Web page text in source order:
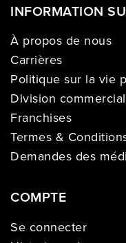
INFORMATION
À propos de nous
Carrières
Politique sur la vie
Division
Franchises
Termes &
Demandes des
COMPTE
Se connecter